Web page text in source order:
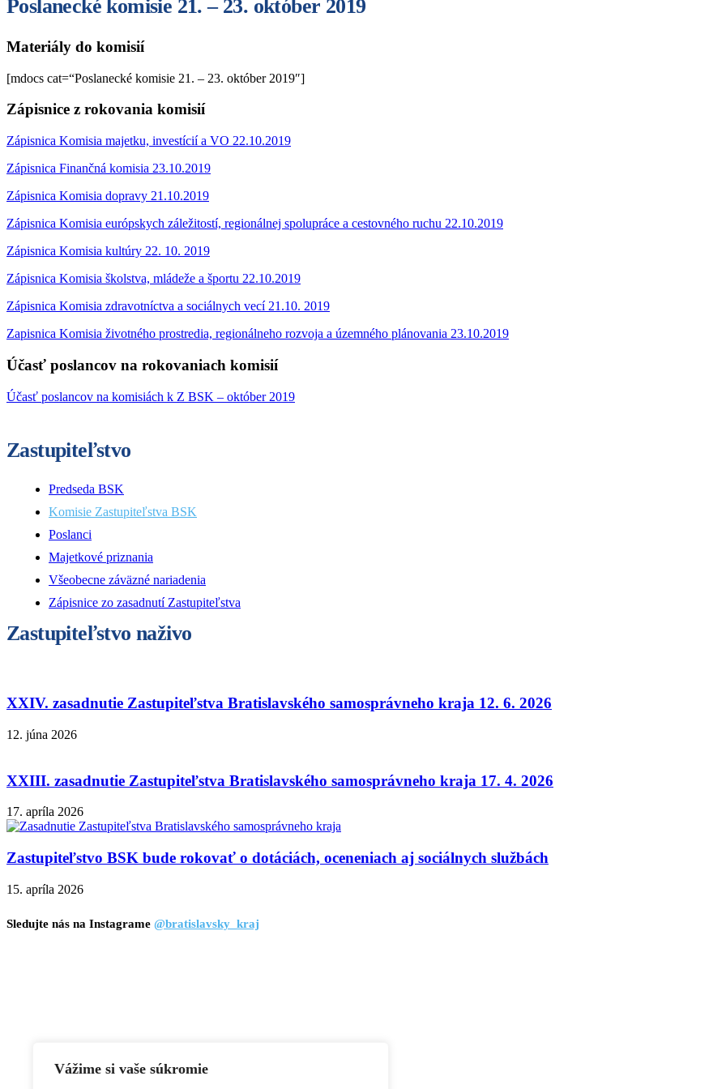
Vážime si vaše súkromie
Poslanecké komisie 21. – 23. október 2019
Materiály do komisií
[mdocs cat=“Poslanecké komisie 21. – 23. október 2019″]
Zápisnice z rokovania komisií
Zápisnica Komisia majetku, investícií a VO 22.10.2019
Zápisnica Finančná komisia 23.10.2019
Zápisnica Komisia dopravy 21.10.2019
Zápisnica Komisia európskych záležitostí, regionálnej spolupráce a cestovného ruchu 22.10.2019
Zápisnica Komisia kultúry 22. 10. 2019
Zápisnica Komisia školstva, mládeže a športu 22.10.2019
Zápisnica Komisia zdravotníctva a sociálnych vecí 21.10. 2019
Zapisnica Komisia životného prostredia, regionálneho rozvoja a územného plánovania 23.10.2019
Účasť poslancov na rokovaniach komisií
Účasť poslancov na komisiách k Z BSK – október 2019
Zastupiteľstvo
Predseda BSK
Komisie Zastupiteľstva BSK
Poslanci
Majetkové priznania
Všeobecne záväzné nariadenia
Zápisnice zo zasadnutí Zastupiteľstva
Zastupiteľstvo naživo
XXIV. zasadnutie Zastupiteľstva Bratislavského samosprávneho kraja 12. 6. 2026
12. júna 2026
XXIII. zasadnutie Zastupiteľstva Bratislavského samosprávneho kraja 17. 4. 2026
17. apríla 2026
Zastupiteľstvo BSK bude rokovať o dotáciách, oceneniach aj sociálnych službách
15. apríla 2026
Sledujte nás na Instagrame @bratislavsky_kraj